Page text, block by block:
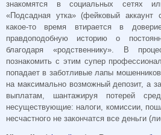
знакомятся в социальных сетях
«Подсадная утка» (фейковый
какое-то время втирается в
правдоподобную историю о
благодаря «родственнику». В
познакомить с этим супер
попадает в заботливые лапы
на максимально возможный депозит, а
выплатам, шантажируя потерей
несуществующие: налоги, комиссии,
несчастного не закончатся все деньги